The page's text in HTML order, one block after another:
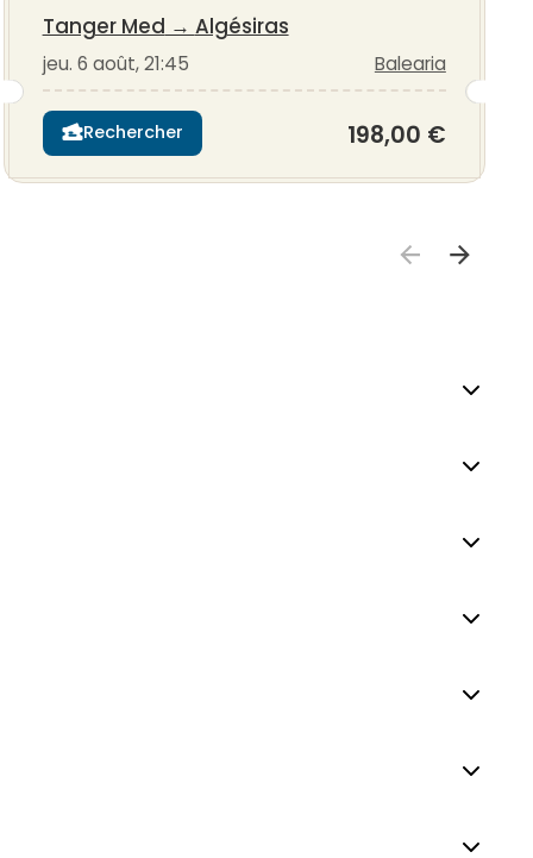
Tanger Med → Algésiras
jeu. 6 août, 21:45 Balearia
Rechercher 198,00 €